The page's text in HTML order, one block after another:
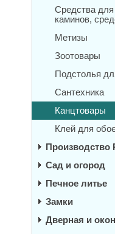
Средства
каминов,
Метизы
Зоотовары
Подстолья
Сантехника
Канцтовары
Клей для
Производство
Сад и огород
Печное литье
Замки
Дверная и